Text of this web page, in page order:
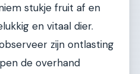
stukje fruit af en
en vitaal dier.
zijn ontlasting
de overhand